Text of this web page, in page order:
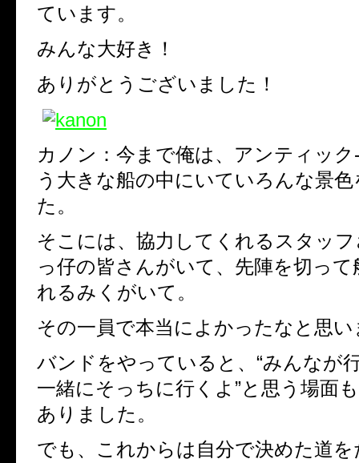
ています。
みんな大好き！
ありがとうございました！
カノン：今まで俺は、アンティッ
う大きな船の中にいていろんな景
た。
そこには、協力してくれるスタッ
っ仔の皆さんがいて、先陣を切っ
れるみくがいて。
その一員で本当によかったなと思い
バンドをやっていると、“みんなが
一緒にそっちに行くよ”と思う場面
ありました。
でも、これからは自分で決めた道